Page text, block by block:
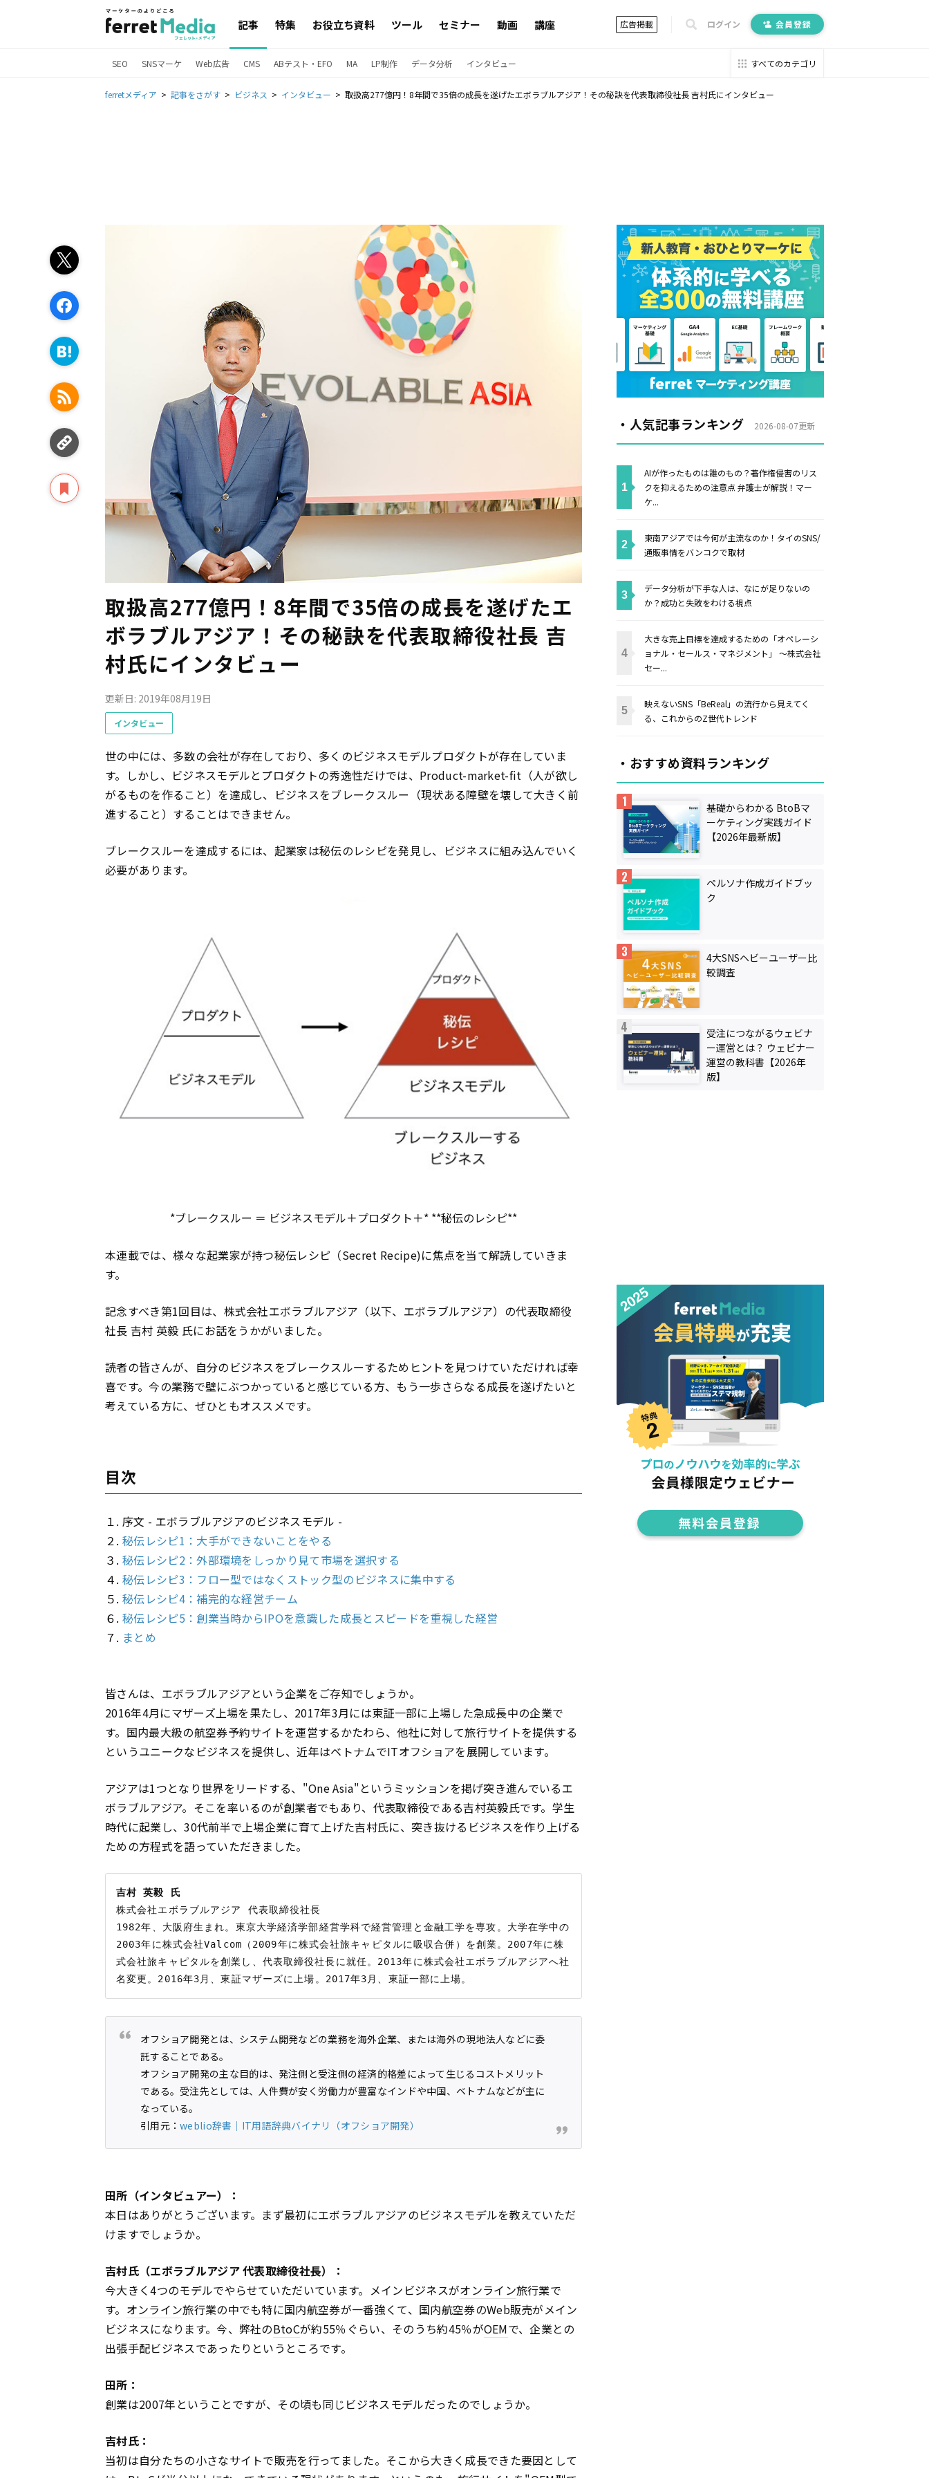
記事 特集 お役立ち資料 ツール セミナー 動画 講座 広告掲載 ログイン 会員登録
SEO SNSマーケ Web広告 CMS ABテスト・EFO MA LP制作 データ分析 インタビュー すべてのカテゴリ
ferretメディア 記事をさがす ビジネス インタビュー 取扱高277億円！8年間で35倍の成長を遂げたエボラブルアジア！その秘訣を代表取締役社長 吉村氏にインタビュー
取扱高277億円！8年間で35倍の成長を遂げたエ
ボラブルアジア！その秘訣を代表取締役社長 吉
村氏にインタビュー
更新日: 2019年08月19日
インタビュー
世の中には、多数の会社が存在しており、多くのビジネスモデルプロダクトが存在していま
す。しかし、ビジネスモデルとプロダクトの秀逸性だけでは、Product-market-fit（人が欲し
がるものを作ること）を達成し、ビジネスをブレークスルー（現状ある障壁を壊して大きく前
進すること）することはできません。
ブレークスルーを達成するには、起業家は秘伝のレシピを発見し、ビジネスに組み込んでいく
必要があります。
*ブレークスルー ＝ ビジネスモデル＋プロダクト＋* **秘伝のレシピ**
本連載では、様々な起業家が持つ秘伝レシピ（Secret Recipe)に焦点を当て解読していきま
す。
記念すべき第1回目は、株式会社エボラブルアジア（以下、エボラブルアジア）の代表取締役
社長 吉村 英毅 氏にお話をうかがいました。
読者の皆さんが、自分のビジネスをブレークスルーするためヒントを見つけていただければ幸
喜です。今の業務で壁にぶつかっていると感じている方、もう一歩さらなる成長を遂げたいと
考えている方に、ぜひともオススメです。
目次
１. 序文 - エボラブルアジアのビジネスモデル -
２. 秘伝レシピ1：大手ができないことをやる
３. 秘伝レシピ2：外部環境をしっかり見て市場を選択する
４. 秘伝レシピ3：フロー型ではなくストック型のビジネスに集中する
５. 秘伝レシピ4：補完的な経営チーム
６. 秘伝レシピ5：創業当時からIPOを意識した成長とスピードを重視した経営
７. まとめ
皆さんは、エボラブルアジアという企業をご存知でしょうか。
2016年4月にマザーズ上場を果たし、2017年3月には東証一部に上場した急成長中の企業で
す。国内最大級の航空券予約サイトを運営するかたわら、他社に対して旅行サイトを提供する
というユニークなビジネスを提供し、近年はベトナムでITオフショアを展開しています。
アジアは1つとなり世界をリードする、"One Asia"というミッションを掲げ突き進んでいるエ
ボラブルアジア。そこを率いるのが創業者でもあり、代表取締役である吉村英毅氏です。学生
時代に起業し、30代前半で上場企業に育て上げた吉村氏に、突き抜けるビジネスを作り上げる
ための方程式を語っていただきました。
吉村 英毅 氏
株式会社エボラブルアジア 代表取締役社長
1982年、大阪府生まれ。東京大学経済学部経営学科で経営管理と金融工学を専攻。大学在学中の
2003年に株式会社Valcom（2009年に株式会社旅キャピタルに吸収合併）を創業。2007年に株
式会社旅キャピタルを創業し、代表取締役社長に就任。2013年に株式会社エボラブルアジアへ社
オフショア開発とは、システム開発などの業務を海外企業、または海外の現地法人などに委
託することである。
オフショア開発の主な目的は、発注側と受注側の経済的格差によって生じるコストメリット
である。受注先としては、人件費が安く労働力が豊富なインドや中国、ベトナムなどが主に
なっている。
引用元：weblio辞書｜IT用語辞典バイナリ（オフショア開発）
田所（インタビュアー）：
本日はありがとうございます。まず最初にエボラブルアジアのビジネスモデルを教えていただ
けますでしょうか。
吉村氏（エボラブルアジア 代表取締役社長）：
今大きく4つのモデルでやらせていただいています。メインビジネスがオンライン旅行業で
す。 オンライン旅行業の中でも特に国内航空券が一番強くて、国内航空券のWeb販売がメイン
ビジネスになります。今、弊社のBtoCが約55％ぐらい、そのうち約45％がOEMで、企業との
出張手配ビジネスであったりというところです。
田所：
創業は2007年ということですが、その頃も同じビジネスモデルだったのでしょうか。
吉村氏：
当初は自分たちの小さなサイトで販売を行ってました。そこから大きく成長できた要因として
・人気記事ランキング 2026-08-07更新
AIが作ったものは誰のもの？著作権侵害のリス
クを抑えるための注意点 弁護士が解説！マー
ケ...
東南アジアでは今何が主流なのか！タイのSNS/
通販事情をバンコクで取材
データ分析が下手な人は、なにが足りないの
か？成功と失敗をわける視点
大きな売上目標を達成するための「オペレーシ
ョナル・セールス・マネジメント」 〜株式会社
セー...
映えないSNS「BeReal」の流行から見えてく
る、これからのZ世代トレンド
・おすすめ資料ランキング
基礎からわかる BtoBマ
ーケティング実践ガイド
【2026年最新版】
ペルソナ作成ガイドブッ
ク
4大SNSヘビーユーザー比
較調査
受注につながるウェビナ
ー運営とは？ ウェビナー
運営の教科書【2026年
版】